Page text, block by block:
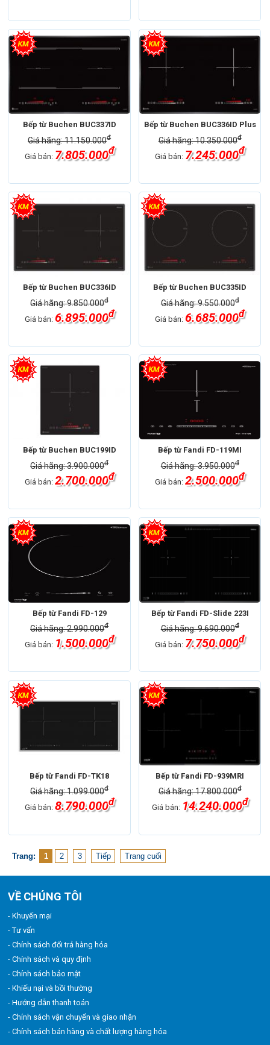
Bếp từ Buchen BUC337ID
Giá hãng: 11.150.000đ
Giá bán: 7.805.000đ
Bếp từ Buchen BUC336ID Plus
Giá hãng: 10.350.000đ
Giá bán: 7.245.000đ
Bếp từ Buchen BUC336ID
Giá hãng: 9.850.000đ
Giá bán: 6.895.000đ
Bếp từ Buchen BUC335ID
Giá hãng: 9.550.000đ
Giá bán:6.685.000đ
Bếp từ Buchen BUC199ID
Giá hãng: 3.900.000đ
Giá bán: 2.700.000đ
Bếp từ Fandi FD-119MI
Giá hãng: 3.950.000đ
Giá bán:2.500.000đ
Bếp từ Fandi FD-129
Giá hãng: 2.990.000đ
Giá bán: 1.500.000đ
Bếp từ Fandi FD-Slide 223I
Giá hãng: 9.690.000đ
Giá bán: 7.750.000đ
Bếp từ Fandi FD-TK18
Giá hãng: 1.099.000đ
Giá bán: 8.790.000đ
Bếp từ Fandi FD-939MRI
Giá hãng: 17.800.000đ
Giá bán: 14.240.000đ
Trang: 1 2 3 Tiếp Trang cuối
VỀ CHÚNG TÔI
- Khuyến mại
- Tư vấn
- Chính sách đổi trả hàng hóa
- Chính sách và quy định
- Chính sách bảo mật
- Khiếu nại và bồi thường
- Hướng dẫn thanh toán
- Chính sách vận chuyển và giao nhận
- Chính sách bán hàng và chất lượng hàng hóa